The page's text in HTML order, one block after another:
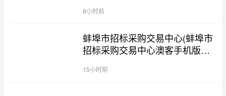
8小时前
蚌埠市招标采购交易中心(蚌埠市
招标采购交易中心澳客手机版官
15小时前